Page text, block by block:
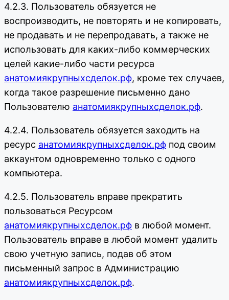
4.2.3. Пользователь обязуется не
воспроизводить, не повторять и не копировать,
не продавать и не перепродавать, а также не
использовать для каких-либо коммерческих
целей какие-либо части ресурса
анатомиякрупныхсделок.рф, кроме тех случаев,
когда такое разрешение письменно дано
Пользователю анатомиякрупныхсделок.рф.
4.2.4. Пользователь обязуется заходить на
ресурс анатомиякрупныхсделок.рф под своим
аккаунтом одновременно только с одного
компьютера.
4.2.5. Пользователь вправе прекратить
пользоваться Ресурсом
анатомиякрупныхсделок.рф в любой момент.
Пользователь вправе в любой момент удалить
свою учетную запись, подав об этом
письменный запрос в Администрацию
анатомиякрупныхсделок.рф.